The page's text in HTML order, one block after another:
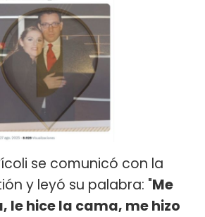
se comunicó con la
y leyó su palabra: "Me
le hice la cama, me hizo